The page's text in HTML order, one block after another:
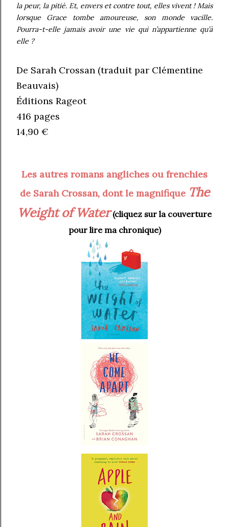
la peur, la pitié. Et, envers et contre tout, elles vivent ! Mais
lorsque Grace tombe amoureuse, son monde vacille.
Pourra-t-elle jamais avoir une vie qui n’appartienne qu’à
elle ?
De Sarah Crossan (traduit par Clémentine
Beauvais)
Éditions Rageot
416 pages
14,90 €
Les autres romans angliches ou frenchies
de Sarah Crossan, dont le magnifique The
Weight of Water (cliquez sur la couverture
pour lire ma chronique)